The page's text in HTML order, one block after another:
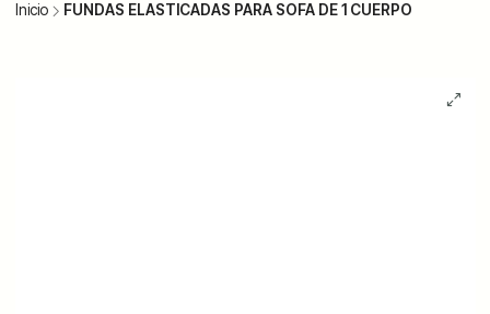
Inicio FUNDAS ELASTICADAS PARA SOFA DE 1 CUERPO